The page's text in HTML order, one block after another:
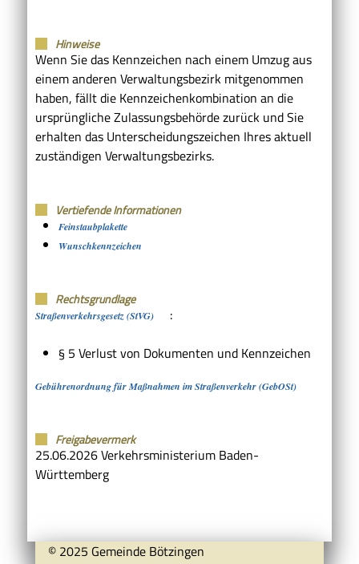
Hinweise
Wenn Sie das Kennzeichen nach einem Umzug aus
einem anderen Verwaltungsbezirk mitgenommen
haben, fällt die Kennzeichenkombination an die
ursprüngliche Zulassungsbehörde zurück und Sie
erhalten das Unterscheidungszeichen Ihres aktuell
zuständigen Verwaltungsbezirks.
Vertiefende Informationen
Feinstaubplakette
Wunschkennzeichen
Rechtsgrundlage
Straßenverkehrsgesetz (StVG)
:
§ 5 Verlust von Dokumenten und Kennzeichen
Gebührenordnung für Maßnahmen im Straßenverkehr (GebOSt)
Freigabevermerk
25.06.2026 Verkehrsministerium Baden-
Württemberg
© 2025 Gemeinde Bötzingen